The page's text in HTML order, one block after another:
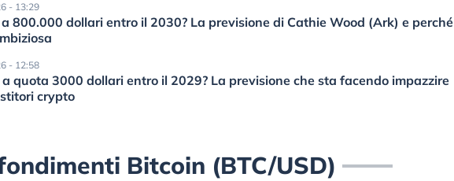
- 13:29
800.000 dollari entro il 2030? La previsione di Cathie Wood (Ark) e perché
- 12:58
quota 3000 dollari entro il 2029? La previsione che sta facendo impazzire
crypto
Bitcoin (BTC/USD)